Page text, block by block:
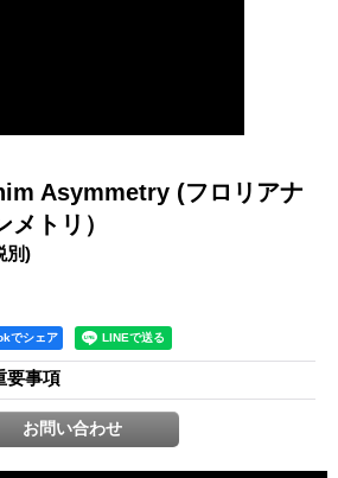
Asymmetry (フロリアナ
トリ）
別)
でシェア
要事項